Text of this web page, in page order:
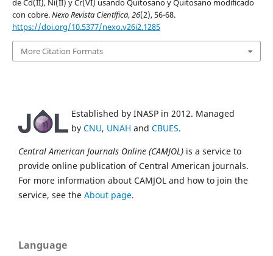
de Cd(II), Ni(II) y Cr(VI) usando Quitosano y Quitosano modificado
con cobre.Nexo Revista Científica,26(2), 56-68.
https://doi.org/10.5377/nexo.v26i2.1285
More Citation Formats
Established by INASP in 2012. Managed
by CNU, UNAH and CBUES.
Central American Journals Online (CAMJOL) is a service to
provide online publication of Central American journals.
For more information about CAMJOL and how to join the
service, see the About page.
Language